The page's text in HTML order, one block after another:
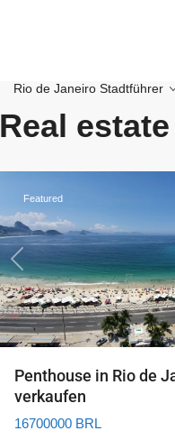
Rio de Janeiro Stadtführer
Real
Copacabana,
de
Previous
Featured
Penthouse in Rio de
verkaufen
16700000 BRL